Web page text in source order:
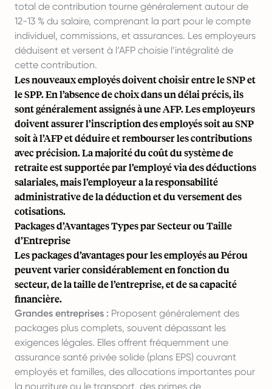
total de contribution tourne généralement autour de
12-13 % du salaire, comprenant la part pour le compte
individuel, commissions, et assurances. Les employeurs
déduisent et versent à l’AFP choisie l’intégralité de
cette contribution.
Les nouveaux employés doivent choisir entre le SNP et
le SPP. En l’absence de choix dans un délai précis, ils
sont généralement assignés à une AFP. Les employeurs
doivent assurer l’inscription des employés soit au SNP
soit à l’AFP et déduire et rembourser les contributions
avec précision. La majorité du coût du système de
retraite est supportée par l’employé via des déductions
salariales, mais l’employeur a la responsabilité
administrative de la déduction et du versement des
cotisations.
Packages d’Avantages Types par Secteur ou Taille
d’Entreprise
Les packages d’avantages pour les employés au Pérou
peuvent varier considérablement en fonction du
secteur, de la taille de l’entreprise, et de sa capacité
financière.
Grandes entreprises : Proposent généralement des
packages plus complets, souvent dépassant les
exigences légales. Elles offrent fréquemment une
assurance santé privée solide (plans EPS) couvrant
employés et familles, des allocations importantes pour
la nourriture ou le transport, des primes de